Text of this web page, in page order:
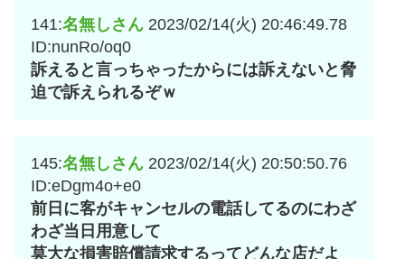
141:名無しさん 2023/02/14(火) 20:46:49.78
ID:nunRo/oq0
訴えると言っちゃったからには訴えないと脅
迫で訴えられるぞｗ
145:名無しさん 2023/02/14(火) 20:50:50.76
ID:eDgm4o+e0
前日に客がキャンセルの電話してるのにわざ
わざ当日用意して
莫大な損害賠償請求するってどんな店だよ